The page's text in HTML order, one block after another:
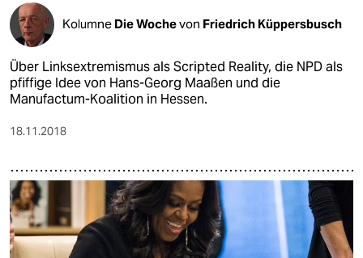
Kolumne Die Wochevon Friedrich Küppersbusch
Über Linksextremismus als Scripted Reality, die NPD als
pfiffige Idee von Hans-Georg Maaßen und die
Manufactum-Koalition in Hessen.
18.11.2018